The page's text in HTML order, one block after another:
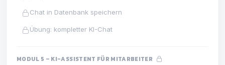
Chat in Datenbank speichern
Übung: kompletter KI-Chat
MODUL 5 – KI-ASSISTENT FÜR MITARBEITER